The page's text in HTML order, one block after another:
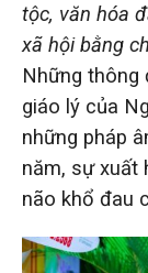
tộc, văn hóa
xã hội bằng
Những thông
giáo lý của
những pháp
năm, sự xuất
não khổ đau